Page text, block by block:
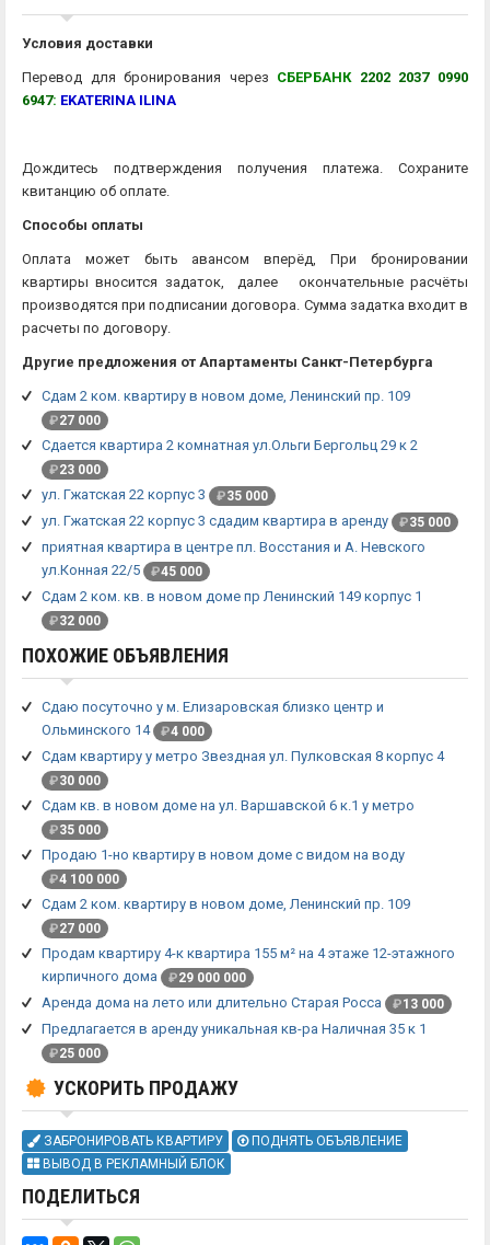
Условия доставки
Перевод для бронирования через СБЕРБАНК 2202 2037 0990
6947: EKATERINA ILINA
Дождитесь подтверждения получения платежа. Сохраните
квитанцию об оплате.
Способы оплаты
Оплата может быть авансом вперёд, При бронировании
квартиры вносится задаток, далее окончательные расчёты
производятся при подписании договора. Сумма задатка входит в
расчеты по договору.
Другие предложения от Апартаменты Санкт-Петербурга
Сдам 2 ком. квартиру в новом доме, Ленинский пр. 109
₽27 000
Сдается квартира 2 комнатная ул.Ольги Бергольц 29 к 2
₽23 000
ул. Гжатская 22 корпус 3 ₽35 000
ул. Гжатская 22 корпус 3 сдадим квартира в аренду ₽35 000
приятная квартира в центре пл. Восстания и А. Невского
ул.Конная 22/5
₽45 000
Сдам 2 ком. кв. в новом доме пр Ленинский 149 корпус 1
₽32 000
ПОХОЖИЕ ОБЪЯВЛЕНИЯ
Сдаю посуточно у м. Елизаровская близко центр и
Ольминского 14
₽4 000
Сдам квартиру у метро Звездная ул. Пулковская 8 корпус 4
₽30 000
Сдам кв. в новом доме на ул. Варшавской 6 к.1 у метро
₽35 000
Продаю 1-но квартиру в новом доме с видом на воду
₽4 100 000
Сдам 2 ком. квартиру в новом доме, Ленинский пр. 109
₽27 000
Продам квартиру 4-к квартира 155 м² на 4 этаже 12-этажного
кирпичного дома
₽29 000 000
Аренда дома на лето или длительно Старая Росса ₽13 000
Предлагается в аренду уникальная кв-ра Наличная 35 к 1
₽25 000
УСКОРИТЬ ПРОДАЖУ
ЗАБРОНИРОВАТЬ КВАРТИРУ
ПОДНЯТЬ ОБЪЯВЛЕНИЕ
ВЫВОД В РЕКЛАМНЫЙ БЛОК
ПОДЕЛИТЬСЯ